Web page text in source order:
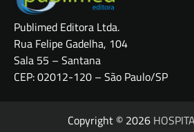
Publimed Editora Ltda.
Rua Felipe Gadelha, 104
Sala 55 – Santana
CEP: 02012-120 – São Paulo/SP
Copyright © 2026